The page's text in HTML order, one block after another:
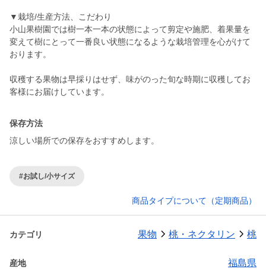
▼栽培/生産方法、こだわり
小山果樹園では樹一本一本の状態によって剪定や施肥、着果量を
変えて樹にとって一番良い状態になるような栽培管理を心がけて
おります。
収穫する果物は早採りはせず、味がのった旬な時期に収穫してお
客様にお届けしています。
保存方法
涼しい場所での保存をおすすめします。
#お試し/小サイズ
商品タイプについて（定期商品）
カテゴリ 果物 桃・ネクタリン 桃
産地 福島県